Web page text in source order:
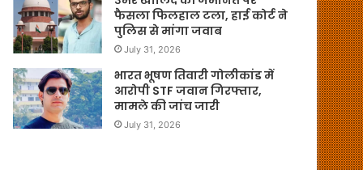
फैसला फिलहाल टला, हाई कोर्ट ने
पुलिस से मांगा जवाब
July 31, 2026
भारत भूषण तिवारी गोलीकांड में
आरोपी STF जवान गिरफ्तार,
मामले की जांच जारी
July 31, 2026